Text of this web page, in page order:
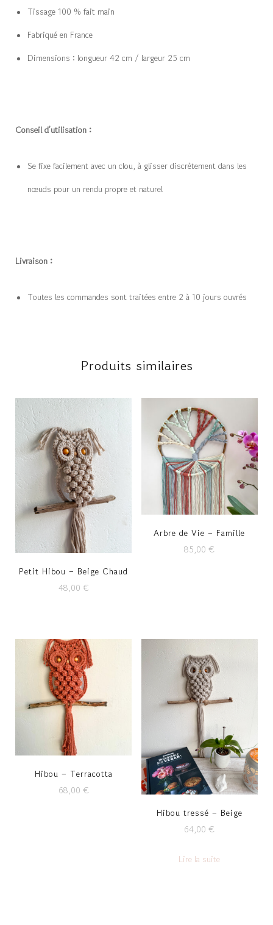
Tissage 100 % fait main
Fabriqué en France
Dimensions : longueur 42 cm / largeur 25 cm
Conseil d’utilisation :
Se fixe facilement avec un clou, à glisser discrètement dans les
nœuds pour un rendu propre et naturel
Livraison :
Toutes les commandes sont traitées entre 2 à 10 jours ouvrés
Produits similaires
Petit Hibou – Beige Chaud
48,00 €
Arbre de Vie – Famille
85,00€
Hibou – Terracotta
68,00 €
Hibou tressé – Beige
64,00€
Lire la suite